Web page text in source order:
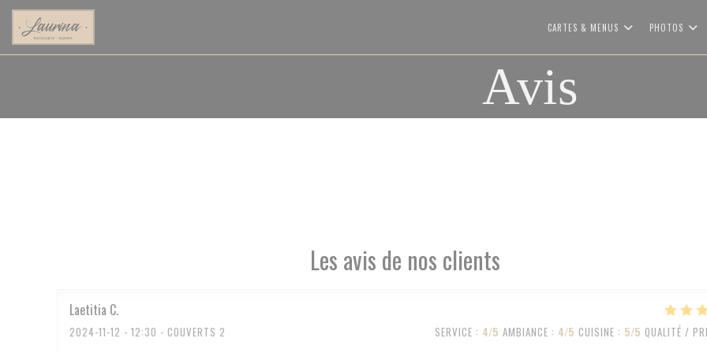
Personnalisation de vos choix en matière de cookies
CARTES & MENUS PHOTOS
Avis
Les avis de nos clients
Laetitia C
2024-11-12 - 12:30 - COUVERTS 2 SERVICE : 4/5 AMBIANCE : 4/5 CUISINE : 5/5 QUALITÉ /